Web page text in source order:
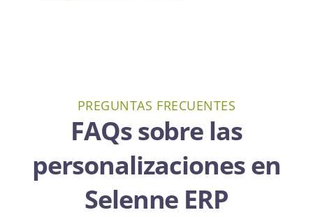
PREGUNTAS FRECUENTES
FAQs sobre las
personalizaciones en
Selenne ERP